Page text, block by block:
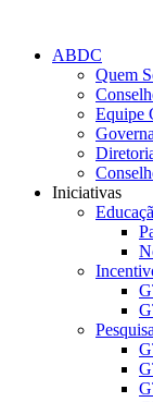
contentABDC
Quem
Equipe
Iniciativas